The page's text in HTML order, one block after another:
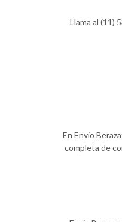
Llama al (11)
En Envio
completa de